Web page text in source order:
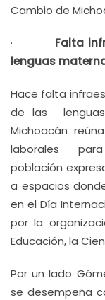
Cambio de
· Falta
lenguas
Hace falta
de las
Michoacán
laborales para
población
a espacios
en el Día
por la
Educación, la
Por un lado
se desempeña